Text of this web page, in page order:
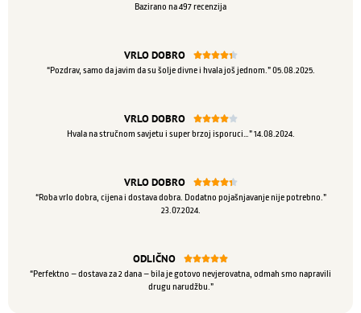
Bazirano na 497 recenzija
VRLO DOBRO 
“Pozdrav, samo da javim da su šolje divne i hvala još jednom.” 05.08.2025.
VRLO DOBRO 
Hvala na stručnom savjetu i super brzoj isporuci…” 14.08.2024.
VRLO DOBRO 
“Roba vrlo dobra, cijena i dostava dobra. Dodatno pojašnjavanje nije potrebno.”
23.07.2024.
ODLIČNO 
“Perfektno – dostava za 2 dana – bila je gotovo nevjerovatna, odmah smo napravili
drugu narudžbu.”